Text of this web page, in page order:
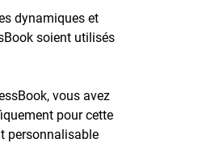
dynamiques et
soient utilisés
vous avez
pour cette
personnalisable